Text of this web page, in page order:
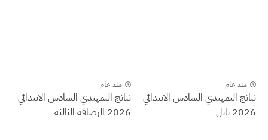
منذ عام
نتائج التمهيدي السادس الابتدائي
2026 بابل
منذ عام
نتائج التمهيدي السادس الابتدائي
2026 الرصافة الثالثة